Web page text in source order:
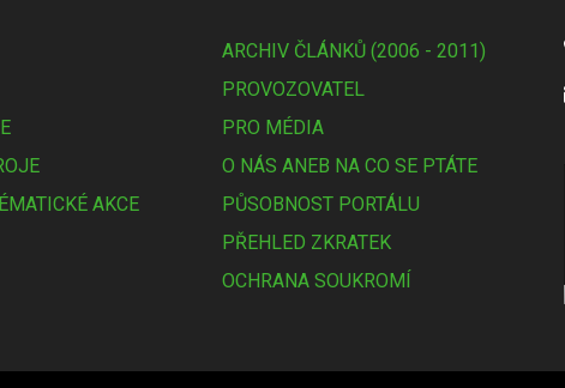
AKCE
ARCHIV ČLÁNKŮ (2006 - 2011)
PROVOZOVATEL
PRO MÉDIA
O NÁS ANEB NA CO SE PTÁTE
PŮSOBNOST PORTÁLU
PŘEHLED ZKRATEK
OCHRANA SOUKROMÍ